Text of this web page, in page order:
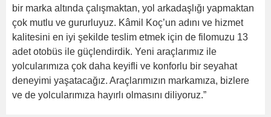
bir marka altında çalışmaktan, yol arkadaşlığı yapmaktan
çok mutlu ve gururluyuz. Kâmil Koç’un adını ve hizmet
kalitesini en iyi şekilde teslim etmek için de filomuzu 13
adet otobüs ile güçlendirdik. Yeni araçlarımız ile
yolcularımıza çok daha keyifli ve konforlu bir seyahat
deneyimi yaşatacağız. Araçlarımızın markamıza, bizlere
ve de yolcularımıza hayırlı olmasını diliyoruz.”